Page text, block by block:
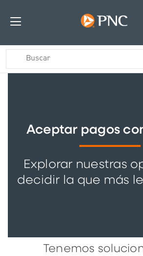
Aceptar pagos
Explorar nuestras
decidir la que más
Tenemos